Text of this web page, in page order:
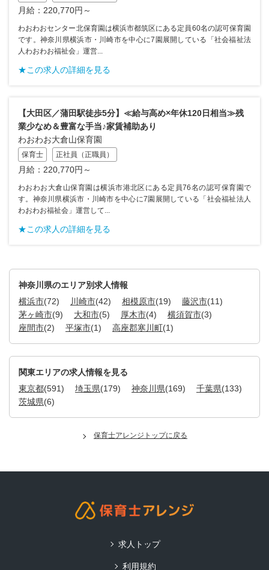
月給：220,770円～
わおわおセンター北保育園は横浜市都筑区にある定員60名の認可保育園
です。神奈川県横浜市・川崎市を中心に7園展開している「社会福祉法
人わおわお福祉会」運営...
★この求人の詳細を見る
【大田区／蒲田駅徒歩5分】≪給与高め×年休120日相当≫残
業少なめ＆豊富な手当♪家賃補助あり
わおわお大倉山保育園
保育士 正社員（正職員）
月給：220,770円～
わおわお大倉山保育園は横浜市港北区にある定員76名の認可保育園で
す。神奈川県横浜市・川崎市を中心に7園展開している「社会福祉法人
わおわお福祉会」運営して...
★この求人の詳細を見る
神奈川県のエリア別求人情報
横浜市(72) 川崎市(42) 相模原市(19) 藤沢市(11)
茅ヶ崎市(9) 大和市(5) 厚木市(4) 横須賀市(3)
座間市(2) 平塚市(1) 高座郡寒川町(1)
関東エリアの求人情報を見る
東京都(591) 埼玉県(179) 神奈川県(169) 千葉県(133)
茨城県(6)
保育士アレンジトップに戻る
求人トップ
利用規約